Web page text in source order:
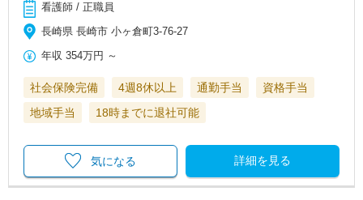
看護師 / 正職員
長崎県 長崎市 小ヶ倉町3-76-27
年収 354万円 ～
社会保険完備 4週8休以上 通勤手当
資格手当
地域手当
18時までに退社可能
詳細を見る
気になる